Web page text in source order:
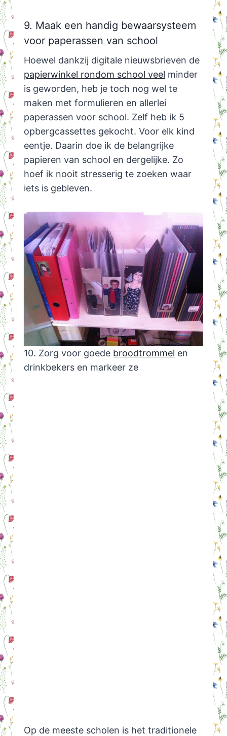
9. Maak een handig bewaarsysteem
voor paperassen van school
Hoewel dankzij digitale nieuwsbrieven de
papierwinkel rondom school veel minder
is geworden, heb je toch nog wel te
maken met formulieren en allerlei
paperassen voor school. Zelf heb ik 5
opbergcassettes gekocht. Voor elk kind
eentje. Daarin doe ik de belangrijke
papieren van school en dergelijke. Zo
hoef ik nooit stresserig te zoeken waar
iets is gebleven.
10. Zorg voor goede broodtrommel en
drinkbekers en markeer ze
Op de meeste scholen is het traditionele